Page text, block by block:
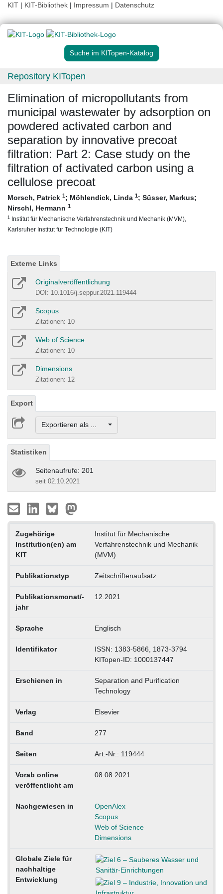
KIT | KIT-Bibliothek | Impressum | Datenschutz
Suche im KITopen-Katalog
Repository KITopen
Elimination of micropollutants from
municipal wastewater by adsorption on
powdered activated carbon and
separation by innovative precoat
filtration: Part 2: Case study on the
filtration of activated carbon using a
cellulose precoat
Morsch, Patrick 1; Möhlendick, Linda 1; Süsser, Markus;
Nirschl, Hermann 1
1 Institut für Mechanische Verfahrenstechnik und Mechanik (MVM),
Karlsruher Institut für Technologie (KIT)
Externe Links
Originalveröffentlichung
DOI: 10.1016/j.seppur.2021.119444
Scopus
Zitationen: 10
Web of Science
Zitationen: 10
Dimensions
Zitationen: 12
Export
Exportieren als ...
Statistiken
Seitenaufrufe: 201
seit 02.10.2021
Zugehörige
Institution(en) am
KIT
Institut für Mechanische
Verfahrenstechnik und Mechanik
(MVM)
Publikationstyp Zeitschriftenaufsatz
Publikationsmonat/-
jahr
12.2021
Sprache Englisch
Identifikator
ISSN: 1383-5866, 1873-3794
KITopen-ID: 1000137447
Erschienen in
Separation and Purification
Technology
Verlag Elsevier
Band 277
Seiten Art.-Nr.: 119444
Vorab online
veröffentlicht am
08.08.2021
Nachgewiesen in
OpenAlex
Scopus
Web of Science
Dimensions
Globale Ziele für
nachhaltige
Entwicklung